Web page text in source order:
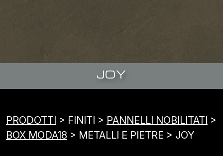
JOY
PRODOTTI > FINITI > PANNELLI NOBILITATI >
BOX MODA18 > METALLI E PIETRE > JOY